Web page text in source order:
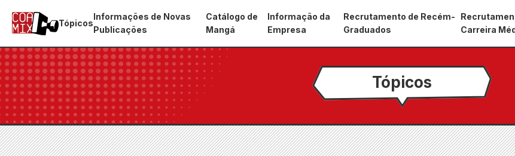
Tópicos
Informações de Novas
Publicações
Catálogo de
Mangá
Informação da
Empresa
Recrutamento de Recém-
Graduados
Carreira
Tópicos